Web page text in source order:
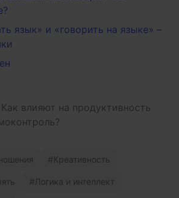
язык» и «говорить на языке» –
Как влияют на продуктивность
Креативность
Логика и интеллект